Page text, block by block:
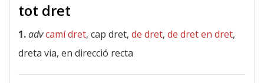
tot dret
1.advcamí dret, cap dret, de dret, de dret en dret,
dreta via, en direcció recta